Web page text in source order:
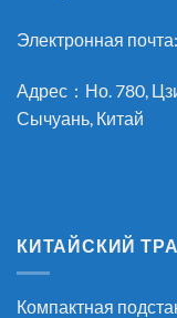
Электронная почта:
Адрес：Но. 780,
Сычуань, Китай
КИТАЙСКИЙ
Компактная